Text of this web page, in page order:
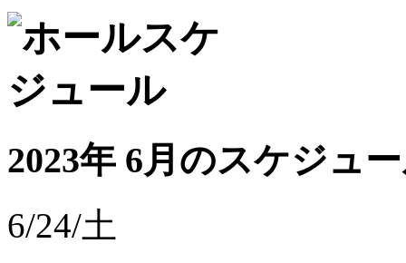
2023年 6月のスケジュ
6/24/土